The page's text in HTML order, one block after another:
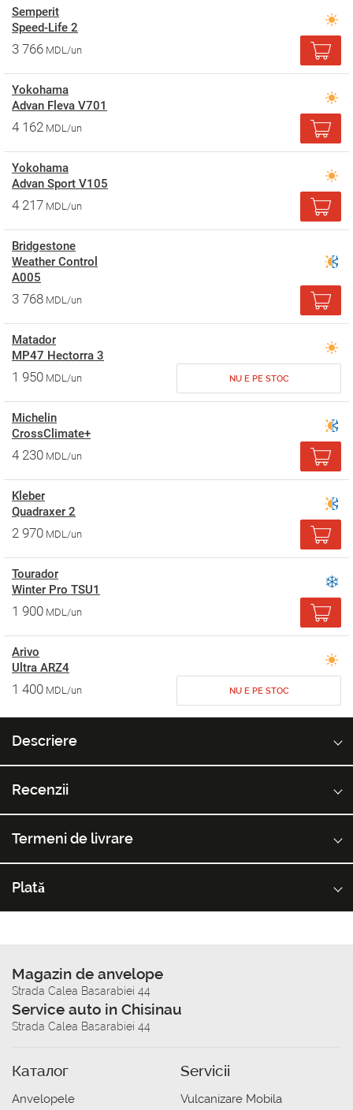
Semperit
Speed-Life 2
3 766 MDL/un
Yokohama
Advan Fleva V701
4 162 MDL/un
Yokohama
Advan Sport V105
4 217 MDL/un
Bridgestone
Weather Control
A005
3 768 MDL/un
Matador
MP47 Hectorra 3
1 950 MDL/un NU E PE STOC
Michelin
CrossClimate+
4 230 MDL/un
Kleber
Quadraxer 2
2 970 MDL/un
Tourador
Winter Pro TSU1
1 900 MDL/un
Arivo
Ultra ARZ4
1 400 MDL/un NU E PE STOC
Descriere
Recenzii
Termeni de livrare
Plată
Magazin de anvelope
Strada Calea Basarabiei 44
Service auto in Chisinau
Strada Calea Basarabiei 44
Каталог
Anvelopele
Servicii
Vulcanizare Mobila